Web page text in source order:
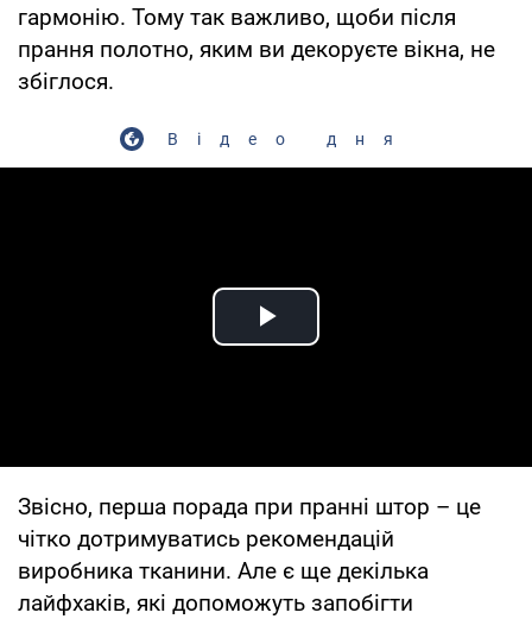
гармонію. Тому так важливо, щоби після
прання полотно, яким ви декоруєте вікна, не
збіглося.
Відео дня
Play Video
Звісно, перша порада при пранні штор – це
чітко дотримуватись рекомендацій
виробника тканини. Але є ще декілька
лайфхаків, які допоможуть запобігти